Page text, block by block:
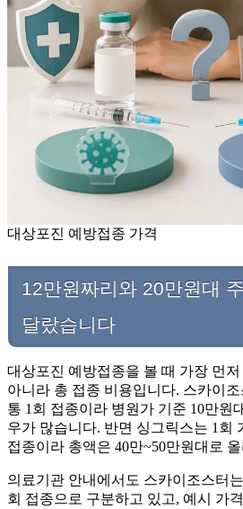
대상포진 예방접종 가격
12만원짜리와 20만원대 주
달랐습니다
대상포진 예방접종을 볼 때 가장 먼저
아니라 총 접종 비용입니다. 스카이
통 1회 접종이라 병원가 기준 10만원
우가 많습니다. 반면 싱그릭스는 1회
접종이라 총액은 40만~50만원대로
의료기관 안내에서도 스카이조스터
회 접종으로 구분하고 있고, 예시 가